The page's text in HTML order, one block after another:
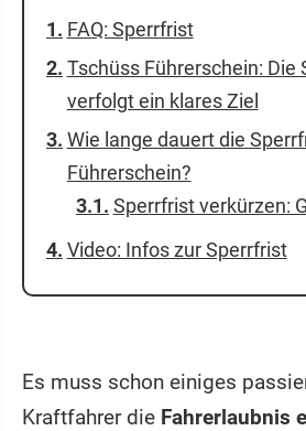
FAQ: Sperrfrist
Tschüss Führerschein: Die
verfolgt ein klares Ziel
Wie lange dauert die
Führerschein?
Sperrfrist verkürzen:
Video: Infos zur Sperrfrist
Es muss schon einiges
Kraftfahrer die Fahrerlaubnis